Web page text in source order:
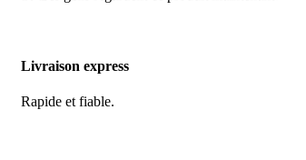
Livraison express
Rapide et fiable.